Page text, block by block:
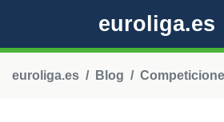
euroliga.es
euroliga.es Blog